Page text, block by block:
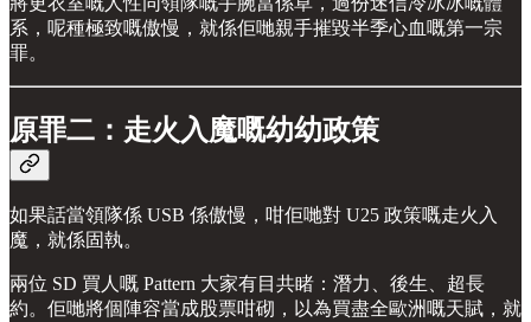
系，呢種極致嘅傲慢，就係佢哋親手摧毀半季心血嘅第一宗
罪。
原罪二：走火入魔嘅幼幼政策
如果話當領隊係 USB 係傲慢，咁佢哋對 U25 政策嘅走火入
魔，就係固執。
兩位 SD 買人嘅 Pattern 大家有目共睹：潛力、後生、超長
約。佢哋將個陣容當成股票咁砌，以為買盡全歐洲嘅天賦，就